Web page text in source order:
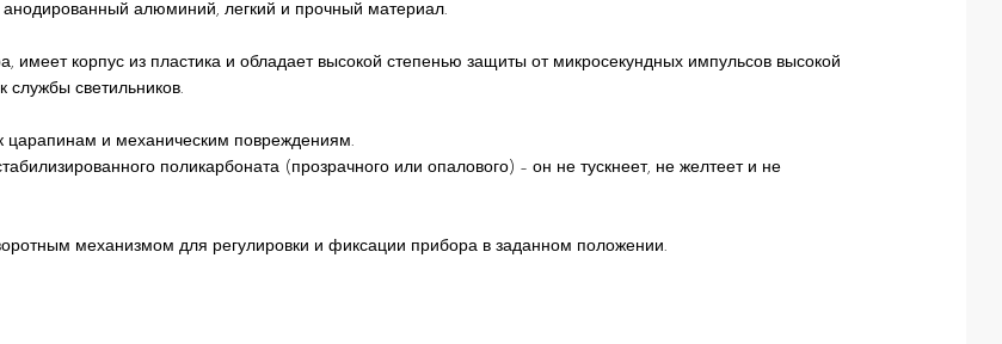
анодированный алюминий, легкий и прочный материал.
имеет корпус из пластика и обладает высокой степенью защиты от микросекундных импульсов высокой
службы светильников.
царапинам и механическим повреждениям.
поликарбоната (прозрачного или опалового) – он не тускнеет, не желтеет и не
механизмом для регулировки и фиксации прибора в заданном положении.